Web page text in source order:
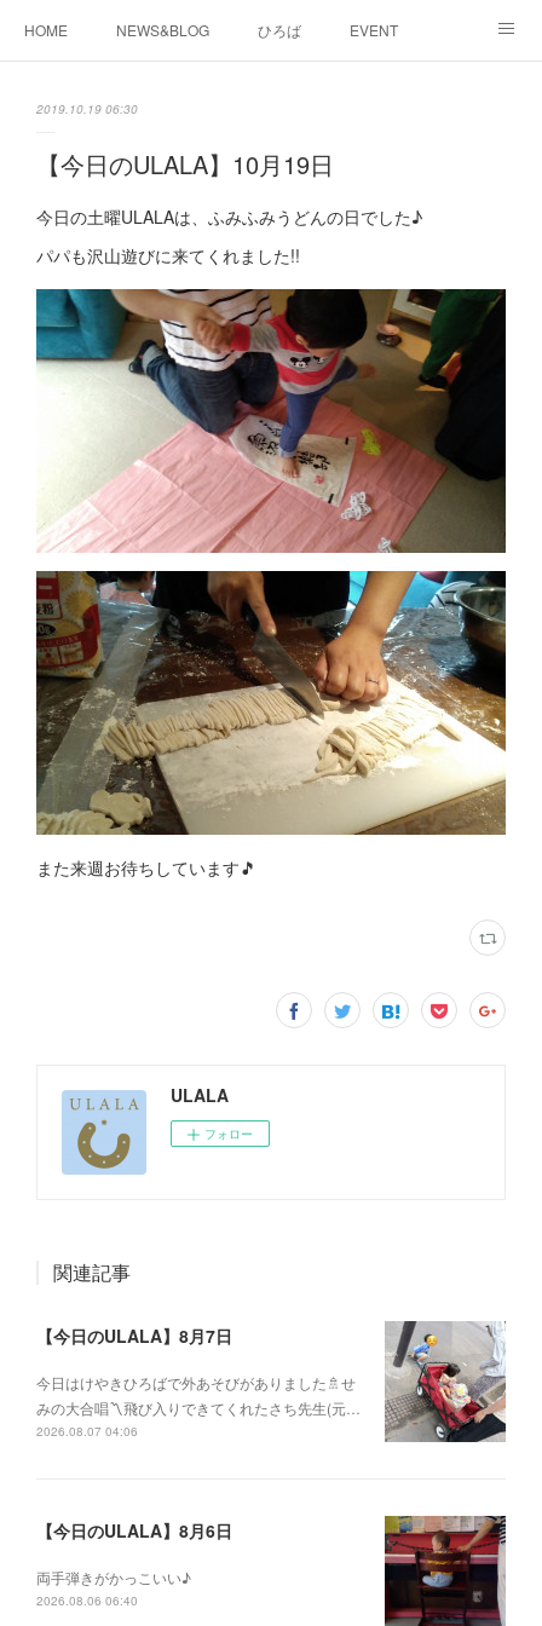
HOME NEWS&BLOG ひろば EVENT
2019.10.19 06:30
【今日のULALA】10月19日
今日の土曜ULALAは、ふみふみうどんの日でした♪
パパも沢山遊びに来てくれました!!
また来週お待ちしています🎵
ULALA
フォロー
関連記事
【今日のULALA】8月7日
今日はけやきひろばで外あそびがありました🚿せ
みの大合唱〽飛び入りできてくれたさち先生(元…
2026.08.07 04:06
【今日のULALA】8月6日
両手弾きがかっこいい♪
2026.08.06 06:40